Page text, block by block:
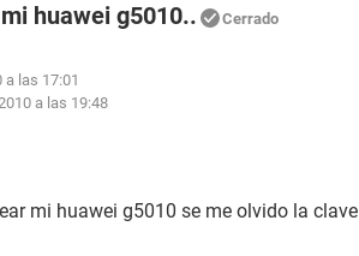
huawei g5010.. Cerrado
a las 17:01
a las 19:48
mi huawei g5010 se me olvido la clave